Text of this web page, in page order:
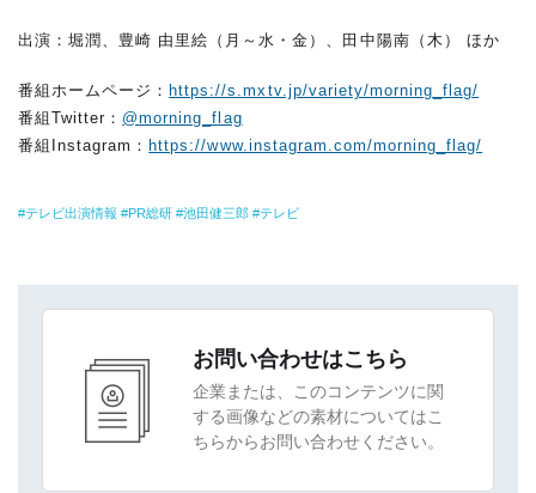
出演：堀潤、豊崎 由里絵（月～水・金）、田中陽南（木） ほか
番組ホームページ： https://s.mxtv.jp/variety/morning_flag/
番組Twitter： @morning_flag
番組Instagram： https://www.instagram.com/morning_flag/
テレビ出演情報 PR総研 池田健三郎 テレビ
お問い合わせはこちら
企業または、このコンテンツに関
する画像などの素材についてはこ
ちらからお問い合わせください。